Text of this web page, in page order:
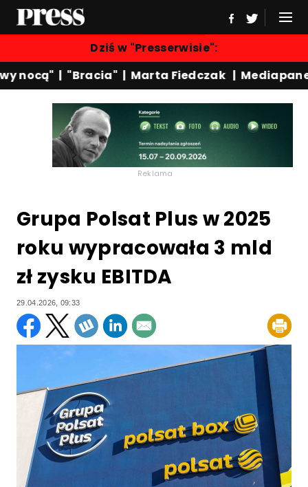
Dziś w "Presserwisie":
nocą"|"Bracia"| Marta Fiedczak|Mediapanel
Reklama
Grupa Polsat Plus w 2025
roku wypracowała 3 mld
zł zysku EBITDA
29.04.2026, 09:33